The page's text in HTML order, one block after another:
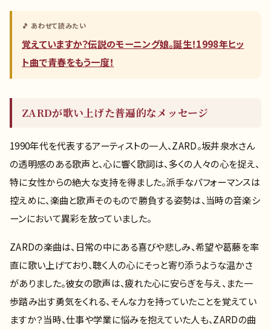
🎵 あわせて読みたい
覚えていますか？伝説のモーニング娘。誕生！1998年ヒッ
ト曲で青春をもう一度！
ZARDが歌い上げた普遍的なメッセージ
1990年代を代表するアーティストの一人、ZARD。坂井泉水さん
の透明感のある歌声と、心に響く歌詞は、多くの人々の心を捉え、
特に女性からの絶大な支持を得ました。派手なパフォーマンスは
控えめに、楽曲と歌声そのもので勝負する姿勢は、当時の音楽シ
ーンにおいて異彩を放っていました。
ZARDの楽曲は、日常の中にある喜びや悲しみ、希望や葛藤を率
直に歌い上げており、聴く人の心にそっと寄り添うような温かさ
がありました。彼女の歌声は、疲れた心に安らぎを与え、また一
歩踏み出す勇気をくれる、そんな力を持っていたことを覚えてい
ますか？当時、仕事や学業に悩みを抱えていた人も、ZARDの曲